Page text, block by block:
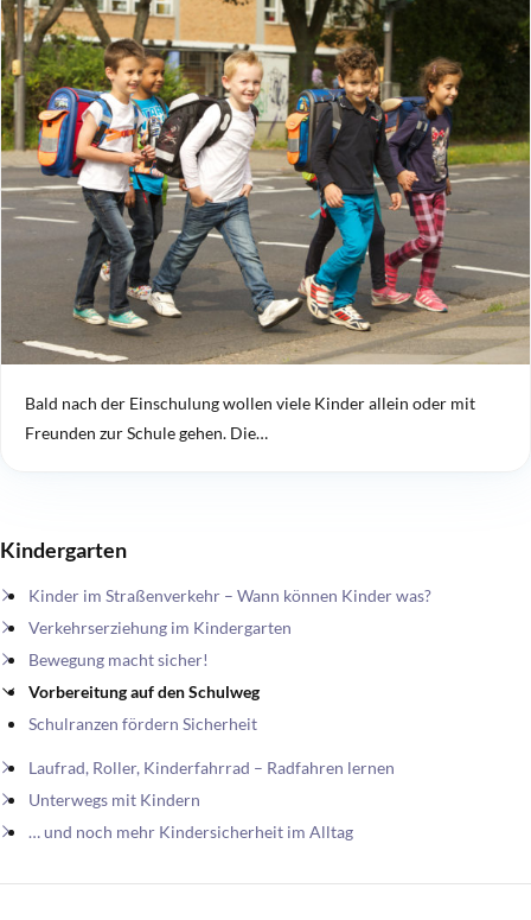
Kindergarten
Kinder im Straßenverkehr – Wann können Kinder was?
Verkehrserziehung im Kindergarten
Bewegung macht sicher!
Vorbereitung auf den Schulweg
Schulranzen fördern Sicherheit
Laufrad, Roller, Kinderfahrrad – Radfahren lernen
Unterwegs mit Kindern
… und noch mehr Kindersicherheit im Alltag
Bald nach der Einschulung wollen viele Kinder allein oder mit
Freunden zur Schule gehen. Die…